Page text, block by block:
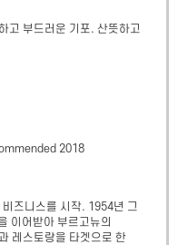
고 부드러운 기포. 산뜻하고
2018
즈니스를 시작. 1954년 그
이어받아 부르고뉴의
레스토랑을 타겟으로 한